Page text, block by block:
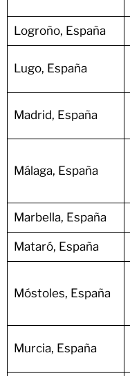
Logroño, España
Lugo, España
Madrid, España
Málaga, España
Marbella, España
Mataró, España
Móstoles, España
Murcia, España